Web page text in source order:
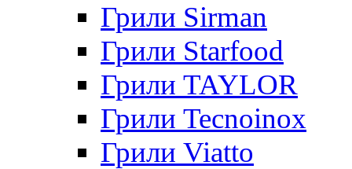
Грили Sirman
Грили Starfood
Грили TAYLOR
Грили Tecnoinox
Грили Viatto